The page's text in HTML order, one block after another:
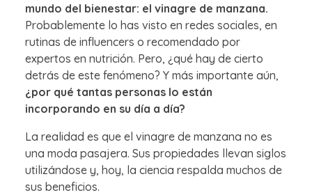
mundo del bienestar: el vinagre de manzana.
Probablemente lo has visto en redes sociales, en
rutinas de influencers o recomendado por
expertos en nutrición. Pero, ¿qué hay de cierto
detrás de este fenómeno? Y más importante aún,
¿por qué tantas personas lo están
incorporando en su día a día?
La realidad es que el vinagre de manzana no es
una moda pasajera. Sus propiedades llevan siglos
utilizándose y, hoy, la ciencia respalda muchos de
sus beneficios.